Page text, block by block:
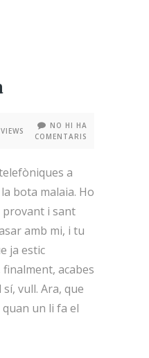
NO HI HA
COMENTARIS
a
bota malaia. Ho
i sant
amb mi, i tu
ja estic
acabes
vull. Ara, que
un li fa el